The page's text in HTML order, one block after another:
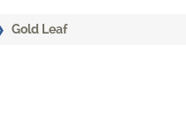
Gold Leaf